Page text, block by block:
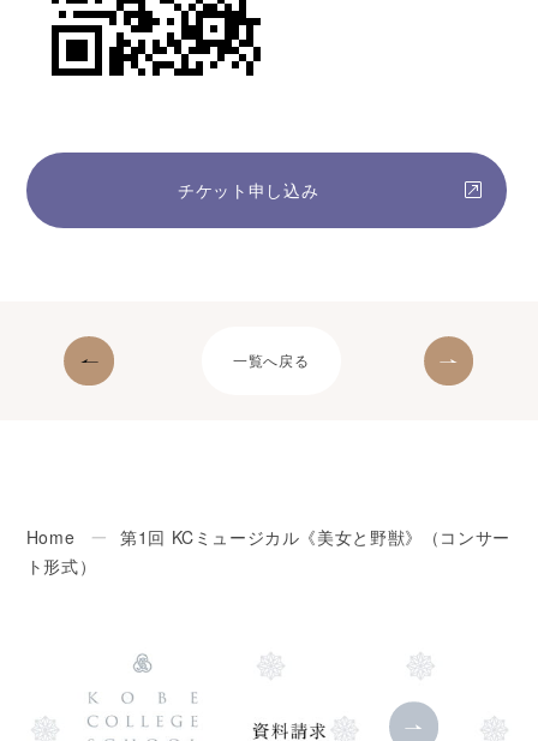
チケット申し込み
一覧へ戻る
Home ー
第1回 KCミュージカル《美女と野獣》（コンサー
ト形式）